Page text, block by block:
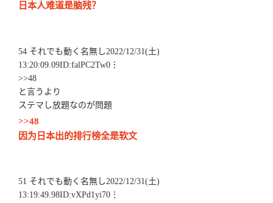
日本人难道是脑残？
54 それでも動く名無し2022/12/31(土)
13:20:09.09ID:falPC2Tw0⋮
>>48
と言うより
ステマし放題なのが問題
>>48
因为日本出的排行榜全是软文
51 それでも動く名無し2022/12/31(土)
13:19:49.98ID:vXPd1yi70⋮